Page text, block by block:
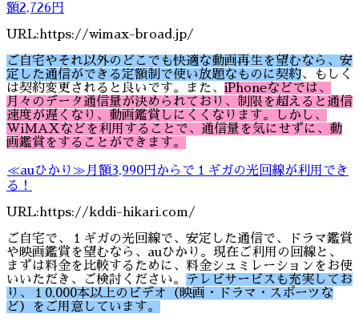
額2,726円
URL:https://wimax-broad.jp/
ご自宅やそれ以外のどこでも快適な動画再生を望むなら、安
定した通信ができる定額制で使い放題なものに契約、もしく
は契約変更されると良いです。また、 iPhoneなどでは、
月々のデータ通信量が決められており、制限を超えると通信
速度が遅くなり、動画鑑賞しにくくなります。しかし、
WiMAXなどを利用することで、通信量を気にせずに、動
画鑑賞をすることができます。
≪auひかり≫月額3,990円からで１ギガの光回線が利用でき
る！
URL:https://kddi-hikari.com/
ご自宅で、１ギガの光回線で、安定した通信で、ドラマ鑑賞
や映画鑑賞を望むなら、auひかり。現在ご利用の回線と、
まずは料金を比較するために、料金シュミレーションをお使
いいただき、ご検討ください。
テレビサービスも充実してお
り、１0,000本以上のビデオ（映画・ドラマ・スポーツな
ど）をご用意しています。